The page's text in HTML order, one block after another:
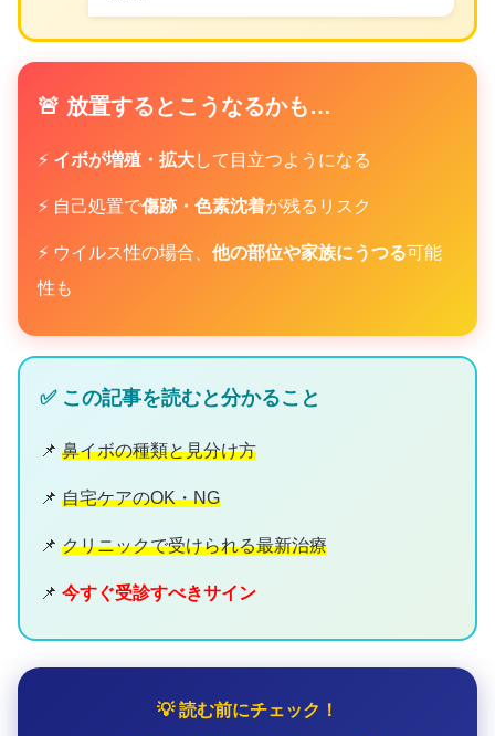
🚨 放置するとこうなるかも…
⚡ イボが増殖・拡大して目立つようになる
⚡ 自己処置で傷跡・色素沈着が残るリスク
⚡ ウイルス性の場合、 他の部位や家族にうつる可能
性も
✅ この記事を読むと分かること
📌 鼻イボの種類と見分け方
📌 自宅ケアのOK・NG
📌 クリニックで受けられる最新治療
📌 今すぐ受診すべきサイン
💡 読む前にチェック！